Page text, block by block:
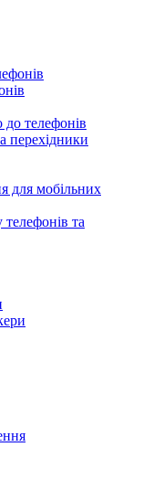
до телефонів
перехідники
для мобільних
та